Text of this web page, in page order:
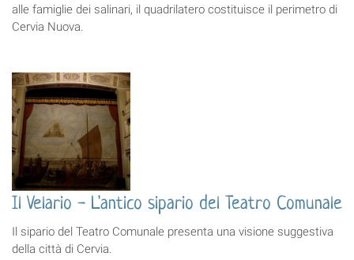
alle famiglie dei salinari, il quadrilatero costituisce il perimetro di
Cervia Nuova.
Il Velario - L'antico sipario del Teatro Comunale
Il sipario del Teatro Comunale presenta una visione suggestiva
della città di Cervia.